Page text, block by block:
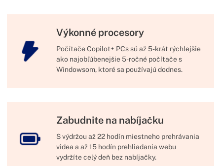
Výkonné procesory
Počítače Copilot+ PCs sú až 5-krát rýchlejšie
ako najobľúbenejšie 5-ročné počítače s
Windowsom, ktoré sa používajú dodnes.
Zabudnite na nabíjačku
S výdržou až 22 hodín miestneho prehrávania
videa a až 15 hodín prehliadania webu
vydržíte celý deň bez nabíjačky.